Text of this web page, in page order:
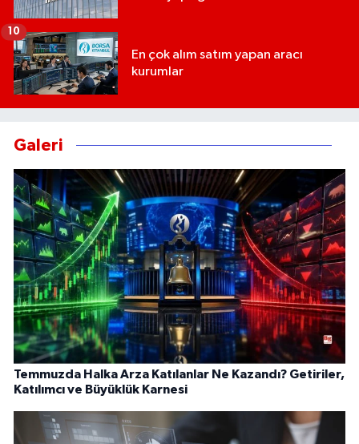
En çok alım satım yapan aracı
kurumlar
10
Galeri
Temmuzda Halka Arza Katılanlar Ne Kazandı? Getiriler,
Katılımcı ve Büyüklük Karnesi